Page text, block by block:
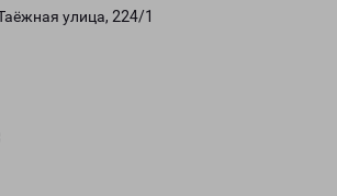
улица, 224/1